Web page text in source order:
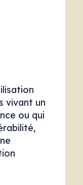
vivant un
ou qui